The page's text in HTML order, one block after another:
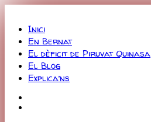
Inici
En Bernat
El dèficit de Piruvat Quinasa
El Blog
Explica’ns